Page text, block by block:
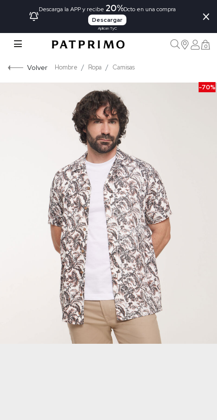
Descarga la APP y recibe 20%Dcto en una compra
Descargar
Aplican TyC
×
0
Volver Hombre Ropa Camisas
-70%